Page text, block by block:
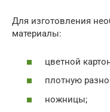
Для изготовления
материалы:
цветной
плотную
ножницы;